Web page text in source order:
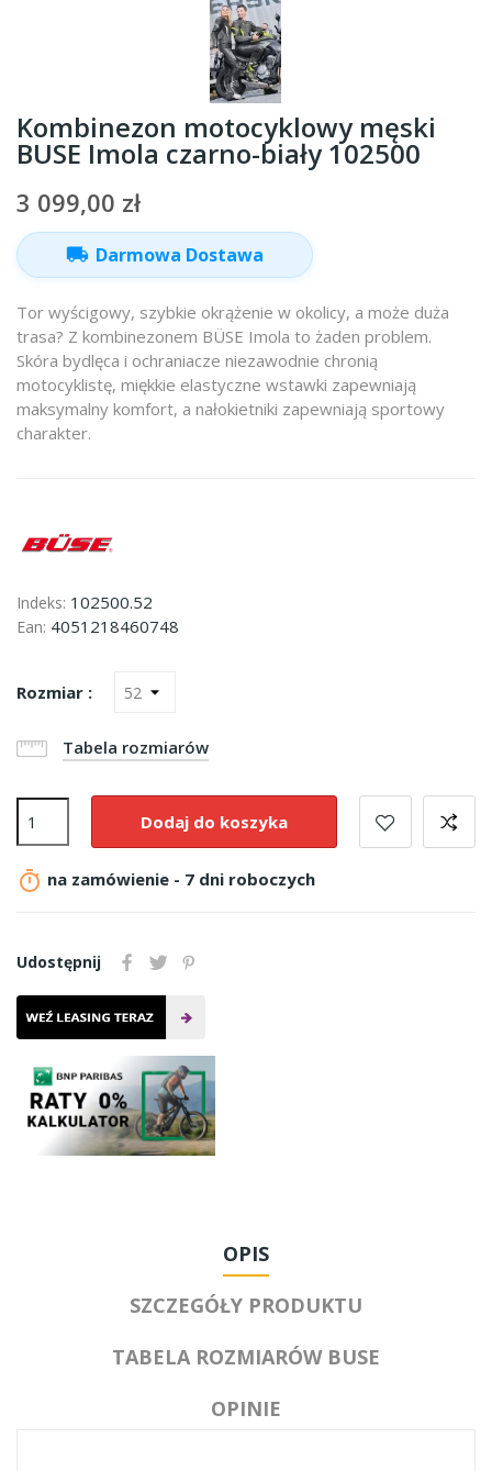
Kombinezon motocyklowy męski
BUSE Imola czarno-biały 102500
3 099,00 zł
local_shipping Darmowa Dostawa
Tor wyścigowy, szybkie okrążenie w okolicy, a może duża
trasa? Z kombinezonem BÜSE Imola to żaden problem.
Skóra bydlęca i ochraniacze niezawodnie chronią
motocyklistę, miękkie elastyczne wstawki zapewniają
maksymalny komfort, a nałokietniki zapewniają sportowy
charakter.
Indeks: 102500.52
Ean: 4051218460748
Rozmiar :
Tabela rozmiarów
Dodaj do koszyka
 na zamówienie - 7 dni roboczych
Udostępnij
OPIS
SZCZEGÓŁY PRODUKTU
TABELA ROZMIARÓW BUSE
OPINIE